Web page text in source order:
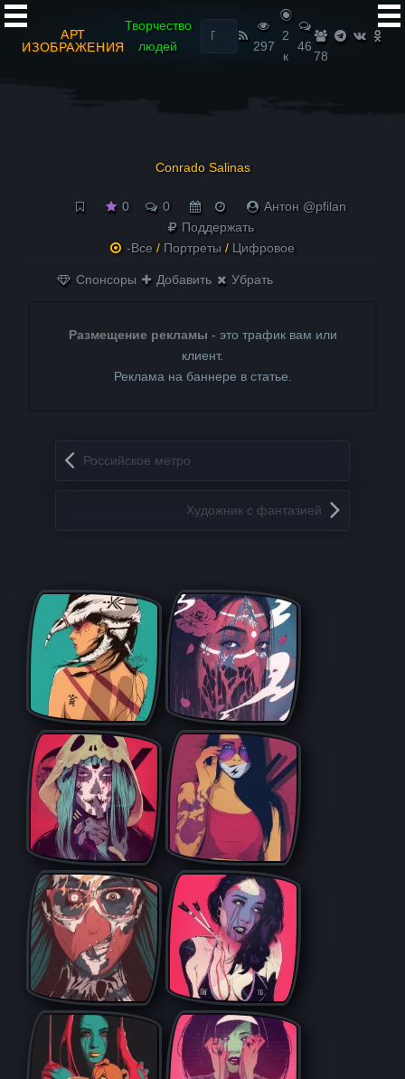
АРТ
ИЗОБРАЖЕНИЯ
Творчество
людей
Найти:
297
2
к
46
78
Conrado Salinas
0 0
Антон @pfilan
Поддержать
-Все / Портреты / Цифровое
Спонсоры Добавить Убрать
Размещение рекламы - это трафик вам или
клиент.
Реклама на баннере в статье.
Запись навигация
Российское метро
Художник с фантазией